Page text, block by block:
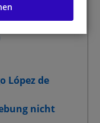
López de
nicht